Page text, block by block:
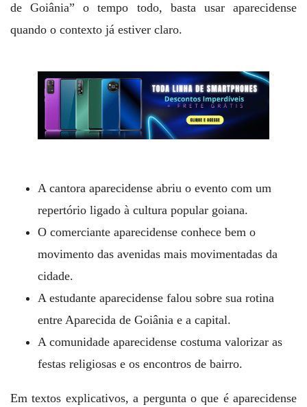
de Goiânia” o tempo todo, basta usar aparecidense
quando o contexto já estiver claro.
A cantora aparecidense abriu o evento com um
repertório ligado à cultura popular goiana.
O comerciante aparecidense conhece bem o
movimento das avenidas mais movimentadas da
cidade.
A estudante aparecidense falou sobre sua rotina
entre Aparecida de Goiânia e a capital.
A comunidade aparecidense costuma valorizar as
festas religiosas e os encontros de bairro.
Em textos explicativos, a pergunta o que é aparecidense